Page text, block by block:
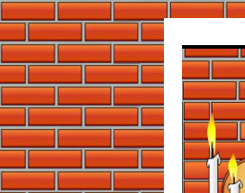
содержимому